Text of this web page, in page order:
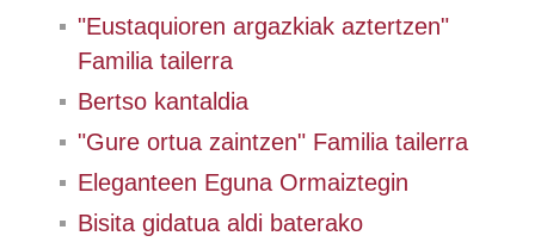
"Eustaquioren argazkiak aztertzen"
Familia tailerra
Bertso kantaldia
"Gure ortua zaintzen" Familia tailerra
Eleganteen Eguna Ormaiztegin
Bisita gidatua aldi baterako